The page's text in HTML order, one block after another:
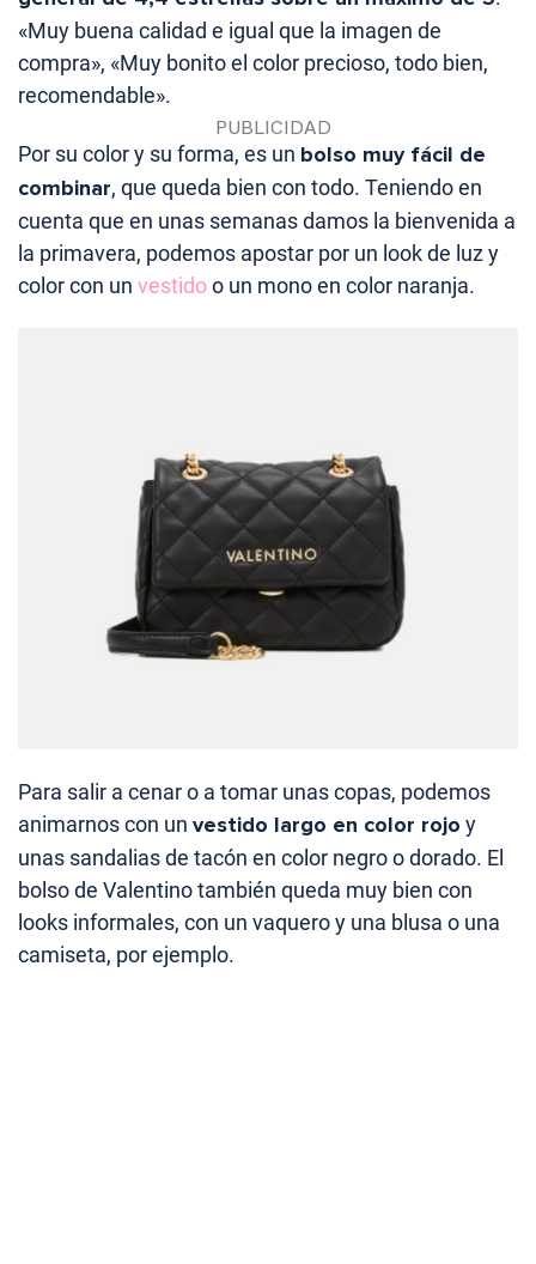
«Muy buena calidad e igual que la imagen de
compra», «Muy bonito el color precioso, todo bien,
recomendable».
Por su color y su forma, es un bolso muy fácil de
combinar, que queda bien con todo. Teniendo en
cuenta que en unas semanas damos la bienvenida a
la primavera, podemos apostar por un look de luz y
color con un vestidoo un mono en color naranja.
Para salir a cenar o a tomar unas copas, podemos
animarnos con un vestido largo en color rojo y
unas sandalias de tacón en color negro o dorado. El
bolso de Valentino también queda muy bien con
looks informales, con un vaquero y una blusa o una
camiseta, por ejemplo.